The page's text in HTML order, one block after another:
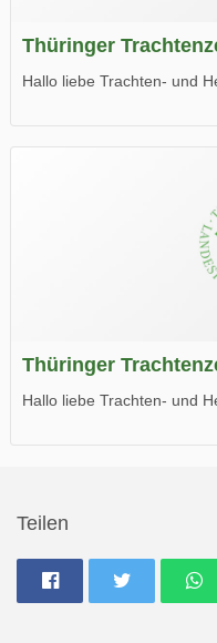
Thüringer
Hallo liebe Trachten- und
Wir wünschen Euch viel
Thüringer
Hallo liebe Trachten- und
Teilen